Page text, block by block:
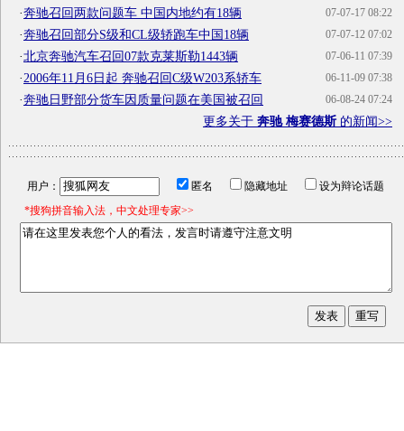
07-07-17 08:22
·奔驰召回两款问题车 中国内地约有18辆
07-07-12 07:02
·奔驰召回部分S级和CL级轿跑车中国18辆
07-06-11 07:39
·北京奔驰汽车召回07款克莱斯勒1443辆
06-11-09 07:38
·2006年11月6日起 奔驰召回C级W203系轿车
06-08-24 07:24
·奔驰日野部分货车因质量问题在美国被召回
更多关于 奔驰 梅赛德斯的新闻>>
用户： 匿名 隐藏地址
设为辩论话题
*搜狗拼音输入法，中文处理专家>>